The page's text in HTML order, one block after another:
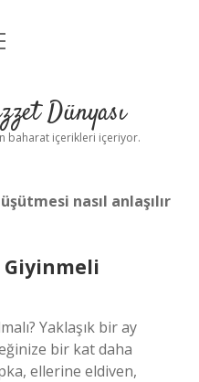
Dünyası
baharat içerikleri içeriyor.
nasıl anlaşılır
Giyinmeli
Yaklaşık bir ay
bir kat daha
ellerine eldiven,